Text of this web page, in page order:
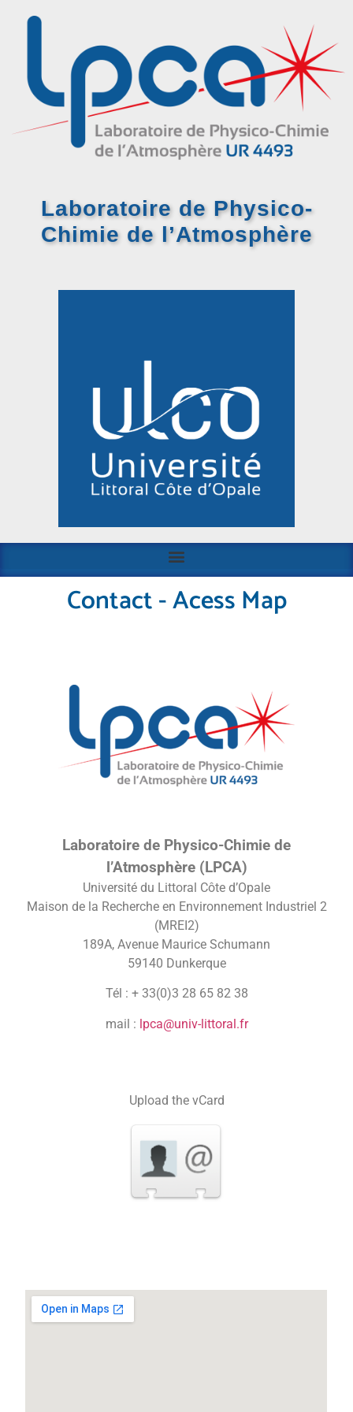
Laboratoire de Physico-
Chimie de l’Atmosphère
Contact - Acess Map
Laboratoire de Physico-Chimie de
l’Atmosphère (LPCA)
Université du Littoral Côte d’Opale
Maison de la Recherche en Environnement Industriel 2
(MREI2)
189A, Avenue Maurice Schumann
59140 Dunkerque
Tél : + 33(0)3 28 65 82 38
mail : lpca@univ-littoral.fr
Upload the vCard